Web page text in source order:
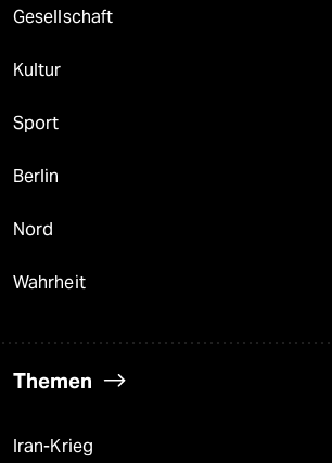
Gesellschaft
Kultur
Sport
Berlin
Nord
Wahrheit
Themen
Iran-Krieg